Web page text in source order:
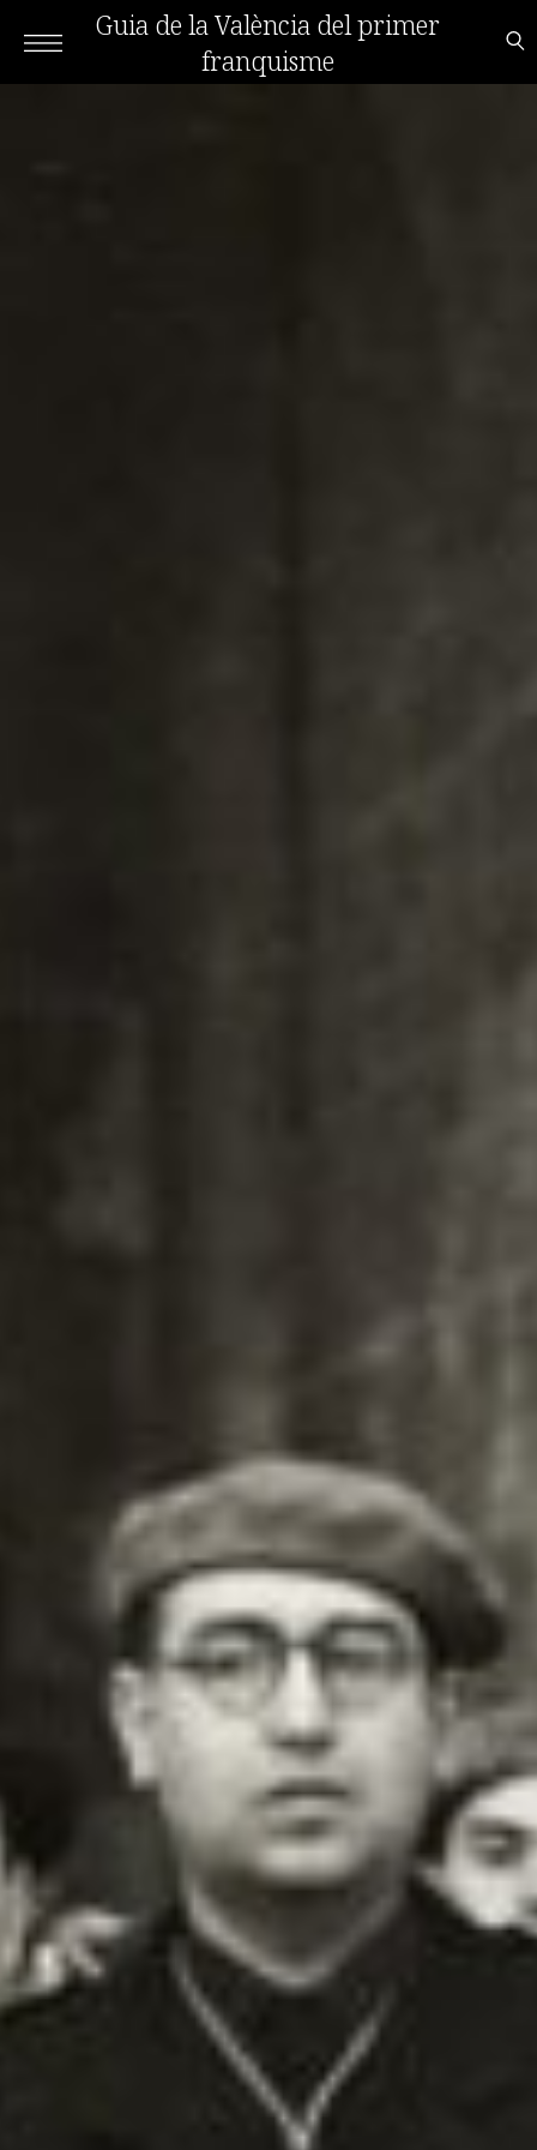
Guia de la València del primer
franquisme